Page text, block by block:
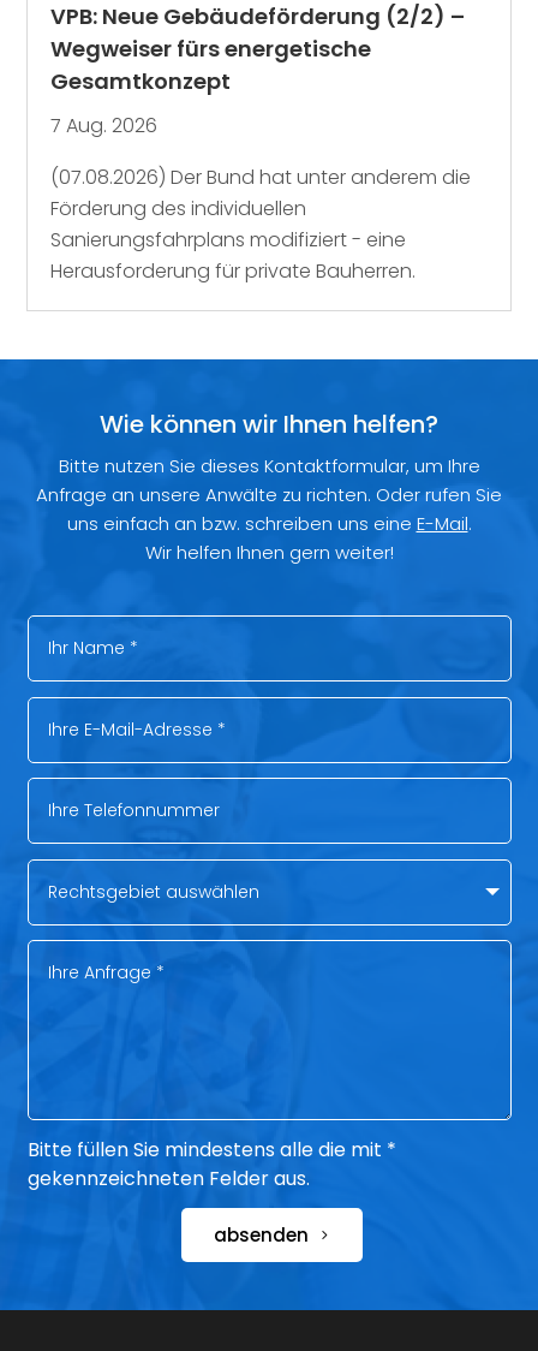
VPB: Neue Gebäudeförderung (2/2) –
Wegweiser fürs energetische
Gesamtkonzept
7 Aug. 2026
(07.08.2026) Der Bund hat unter anderem die
Förderung des individuellen
Sanierungsfahrplans modifiziert - eine
Herausforderung für private Bauherren.
Wie können wir Ihnen helfen?
Bitte nutzen Sie dieses Kontaktformular, um Ihre
Anfrage an unsere Anwälte zu richten. Oder rufen Sie
uns einfach an bzw. schreiben uns eine E-Mail.
Wir helfen Ihnen gern weiter!
Bitte füllen Sie mindestens alle die mit *
gekennzeichneten Felder aus.
absenden